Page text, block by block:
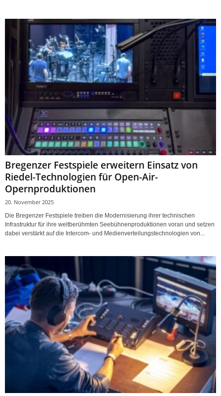
Bregenzer Festspiele erweitern Einsatz von
Riedel-Technologien für Open-Air-
Opernproduktionen
20. November 2025
Die Bregenzer Festspiele treiben die Modernisierung ihrer technischen
Infrastruktur für ihre weltberühmten Seebühnenproduktionen voran und setzen
dabei verstärkt auf die Intercom- und Medienverteilungstechnologien von...